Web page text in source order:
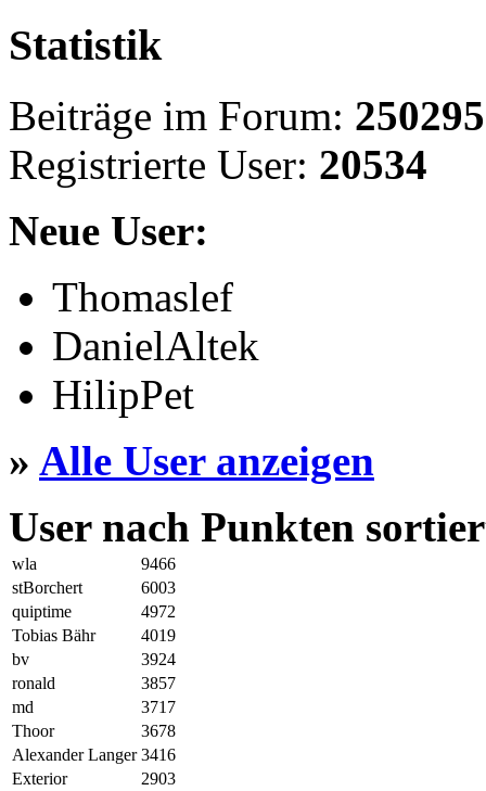
Statistik
Beiträge im Forum: 250295
Registrierte User: 20534
Neue User:
Thomaslef
DanielAltek
HilipPet
» Alle User anzeigen
User nach Punkten
wla
9466
stBorchert
6003
quiptime
4972
Tobias Bähr
4019
bv
3924
ronald
3857
md
3717
Thoor
3678
Alexander Langer 3416
Exterior
2903